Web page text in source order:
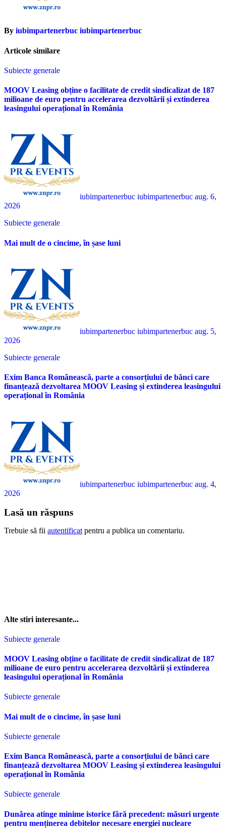
By iubimpartenerbuc iubimpartenerbuc
Articole similare
Subiecte generale
MOOV Leasing obține o facilitate de credit sindicalizat de 187
milioane de euro pentru accelerarea dezvoltării și extinderea
leasingului operațional în România
iubimpartenerbuc iubimpartenerbuc aug. 6,
2026
Subiecte generale
Mai mult de o cincime, în șase luni
iubimpartenerbuc iubimpartenerbuc aug. 5,
2026
Subiecte generale
Exim Banca Românească, parte a consorțiului de bănci care
finanțează dezvoltarea MOOV Leasing și extinderea leasingului
operațional în România
iubimpartenerbuc iubimpartenerbuc aug. 4,
2026
Lasă un răspuns
Trebuie să fii autentificat pentru a publica un comentariu.
Alte stiri interesante...
Subiecte generale
MOOV Leasing obține o facilitate de credit sindicalizat de 187
milioane de euro pentru accelerarea dezvoltării și extinderea
leasingului operațional în România
Subiecte generale
Mai mult de o cincime, în șase luni
Subiecte generale
Exim Banca Românească, parte a consorțiului de bănci care
finanțează dezvoltarea MOOV Leasing și extinderea leasingului
operațional în România
Subiecte generale
Dunărea atinge minime istorice fără precedent: măsuri urgente
pentru menținerea debitelor necesare energiei nucleare